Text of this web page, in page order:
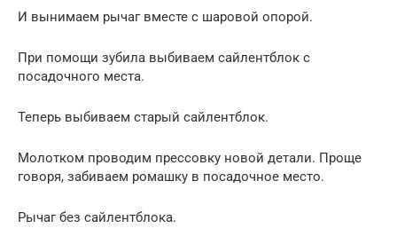
И вынимаем рычаг вместе с шаровой опорой.
При помощи зубила выбиваем сайлентблок с
посадочного места.
Теперь выбиваем старый сайлентблок.
Молотком проводим прессовку новой детали. Проще
говоря, забиваем ромашку в посадочное место.
Рычаг без сайлентблока.